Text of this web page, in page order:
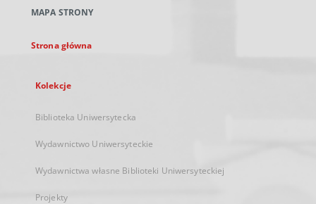
karcie
MAPA STRONY
Strona główna
Kolekcje
Biblioteka Uniwersytecka
Wydawnictwo Uniwersyteckie
Wydawnictwa własne Biblioteki Uniwersyteckiej
Projekty